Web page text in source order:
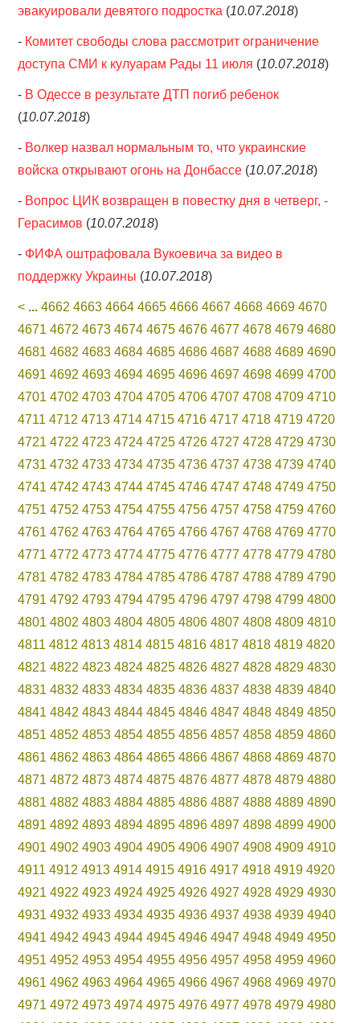
эвакуировали девятого подростка (10.07.2018)
- Комитет свободы слова рассмотрит ограничение
доступа СМИ к кулуарам Рады 11 июля (10.07.2018)
- В Одессе в результате ДТП погиб ребенок
(10.07.2018)
- Волкер назвал нормальным то, что украинские
войска открывают огонь на Донбассе (10.07.2018)
- Вопрос ЦИК возвращен в повестку дня в четверг, -
Герасимов (10.07.2018)
- ФИФА оштрафовала Вукоевича за видео в
поддержку Украины (10.07.2018)
< ... 4662 4663 4664 4665 4666 4667 4668 4669 4670
4671 4672 4673 4674 4675 4676 4677 4678 4679 4680
4681 4682 4683 4684 4685 4686 4687 4688 4689 4690
4691 4692 4693 4694 4695 4696 4697 4698 4699 4700
4701 4702 4703 4704 4705 4706 4707 4708 4709 4710
4711 4712 4713 4714 4715 4716 4717 4718 4719 4720
4721 4722 4723 4724 4725 4726 4727 4728 4729 4730
4731 4732 4733 4734 4735 4736 4737 4738 4739 4740
4741 4742 4743 4744 4745 4746 4747 4748 4749 4750
4751 4752 4753 4754 4755 4756 4757 4758 4759 4760
4761 4762 4763 4764 4765 4766 4767 4768 4769 4770
4771 4772 4773 4774 4775 4776 4777 4778 4779 4780
4781 4782 4783 4784 4785 4786 4787 4788 4789 4790
4791 4792 4793 4794 4795 4796 4797 4798 4799 4800
4801 4802 4803 4804 4805 4806 4807 4808 4809 4810
4811 4812 4813 4814 4815 4816 4817 4818 4819 4820
4821 4822 4823 4824 4825 4826 4827 4828 4829 4830
4831 4832 4833 4834 4835 4836 4837 4838 4839 4840
4841 4842 4843 4844 4845 4846 4847 4848 4849 4850
4851 4852 4853 4854 4855 4856 4857 4858 4859 4860
4861 4862 4863 4864 4865 4866 4867 4868 4869 4870
4871 4872 4873 4874 4875 4876 4877 4878 4879 4880
4881 4882 4883 4884 4885 4886 4887 4888 4889 4890
4891 4892 4893 4894 4895 4896 4897 4898 4899 4900
4901 4902 4903 4904 4905 4906 4907 4908 4909 4910
4911 4912 4913 4914 4915 4916 4917 4918 4919 4920
4921 4922 4923 4924 4925 4926 4927 4928 4929 4930
4931 4932 4933 4934 4935 4936 4937 4938 4939 4940
4941 4942 4943 4944 4945 4946 4947 4948 4949 4950
4951 4952 4953 4954 4955 4956 4957 4958 4959 4960
4961 4962 4963 4964 4965 4966 4967 4968 4969 4970
4971 4972 4973 4974 4975 4976 4977 4978 4979 4980